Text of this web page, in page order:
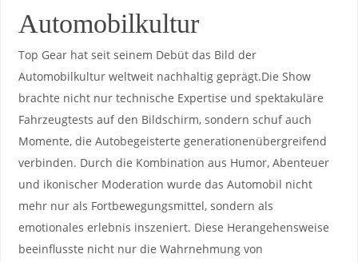
Automobilkultur
Top Gear hat seit seinem Debüt das ​Bild⁢ der⁢
Automobilkultur weltweit‌ nachhaltig geprägt.Die Show
brachte ⁢nicht nur technische ​Expertise ⁤und ‌spektakuläre
Fahrzeugtests auf den Bildschirm, sondern ⁤schuf⁣ auch
Momente, die Autobegeisterte generationenübergreifend
verbinden. Durch die Kombination ‌aus Humor, Abenteuer
und ikonischer Moderation ⁤wurde das Automobil nicht
mehr nur als Fortbewegungsmittel, sondern als
emotionales‌ erlebnis inszeniert. Diese Herangehensweise
beeinflusste nicht ⁣nur die Wahrnehmung von